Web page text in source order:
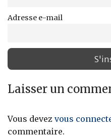
Adresse e-mail
Laisser un
Vous devez vous
commentaire.